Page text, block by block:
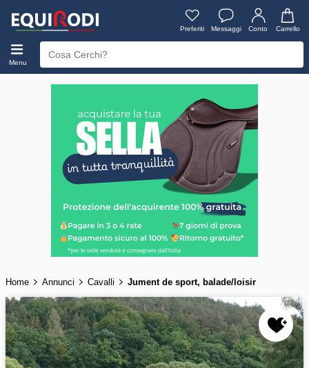
Preferiti Messaggi Conto Carrello
Menu
Home Annunci Cavalli Jument de sport, balade/loisir